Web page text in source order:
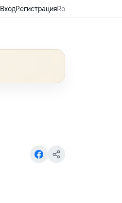
ВходРегистрацияRo